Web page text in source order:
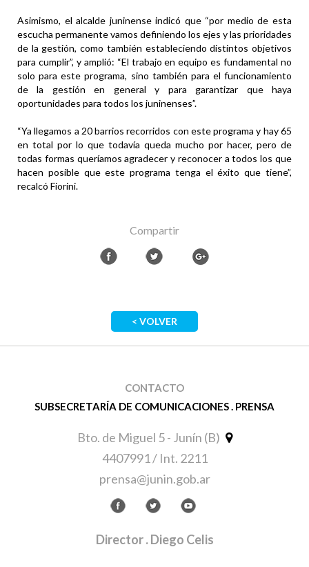
Asimismo, el alcalde juninense indicó que “por medio de esta
escucha permanente vamos definiendo los ejes y las prioridades
de la gestión, como también estableciendo distintos objetivos
para cumplir”, y amplió: “El trabajo en equipo es fundamental no
solo para este programa, sino también para el funcionamiento
de la gestión en general y para garantizar que haya
oportunidades para todos los juninenses”.
“Ya llegamos a 20 barrios recorridos con este programa y hay 65
en total por lo que todavía queda mucho por hacer, pero de
todas formas queríamos agradecer y reconocer a todos los que
hacen posible que este programa tenga el éxito que tiene”,
recalcó Fiorini.
Compartir
< VOLVER
CONTACTO
SUBSECRETARÍA DE COMUNICACIONES . PRENSA
Bto. de Miguel 5 - Junín (B)
4407991 / Int. 2211
prensa@junin.gob.ar
Director. Diego Celis